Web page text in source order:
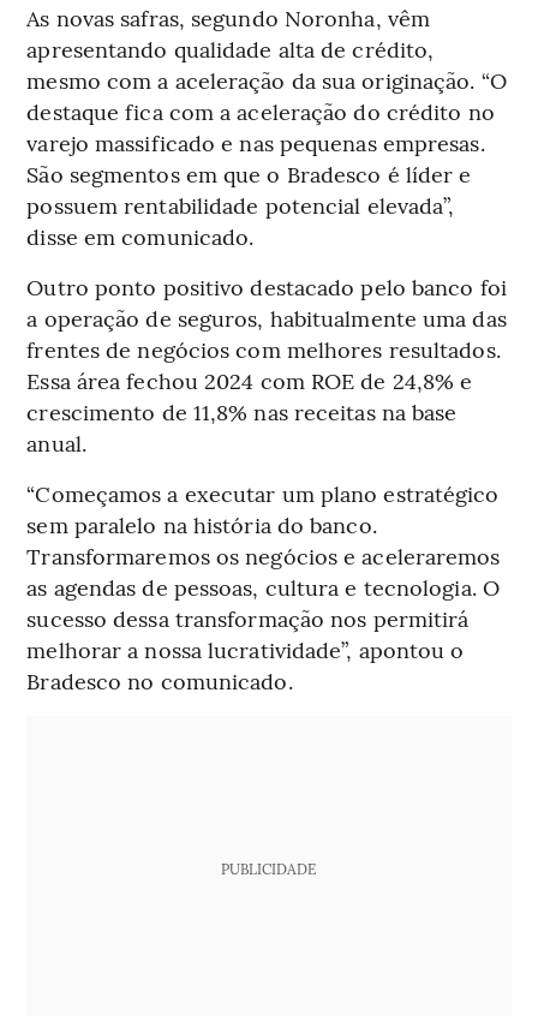
As novas safras, segundo Noronha, vêm
apresentando qualidade alta de crédito,
mesmo com a aceleração da sua originação. “O
destaque fica com a aceleração do crédito no
varejo massificado e nas pequenas empresas.
São segmentos em que o Bradesco é líder e
possuem rentabilidade potencial elevada”,
disse em comunicado.
Outro ponto positivo destacado pelo banco foi
a operação de seguros, habitualmente uma das
frentes de negócios com melhores resultados.
Essa área fechou 2024 com ROE de 24,8% e
crescimento de 11,8% nas receitas na base
anual.
“Começamos a executar um plano estratégico
sem paralelo na história do banco.
Transformaremos os negócios e aceleraremos
as agendas de pessoas, cultura e tecnologia. O
sucesso dessa transformação nos permitirá
melhorar a nossa lucratividade”, apontou o
Bradesco no comunicado.
PUBLICIDADE